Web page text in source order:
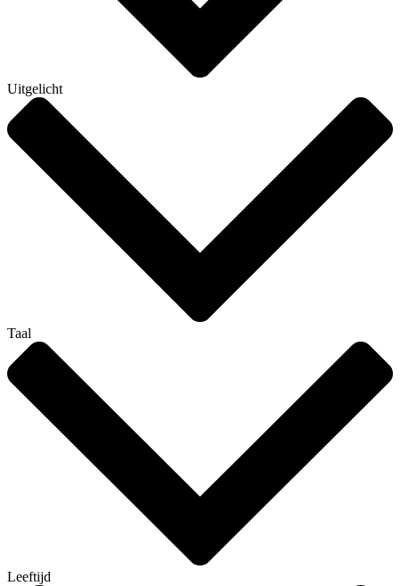
Uitgelicht
Taal
Leeftijd